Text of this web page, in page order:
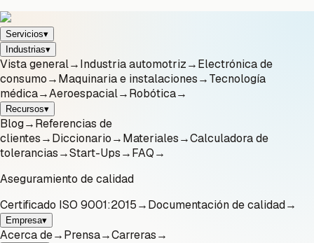
Servicios▾
Industrias▾
Vista general→Industria automotriz→Electrónica de
consumo→Maquinaria e instalaciones→Tecnología
médica→Aeroespacial→Robótica→
Recursos▾
Blog→Referencias de
clientes→Diccionario→Materiales→Calculadora de
tolerancias→Start-Ups→FAQ→
Aseguramiento de calidad
Certificado ISO 9001:2015→Documentación de calidad→
Empresa▾
Acerca de→Prensa→Carreras→